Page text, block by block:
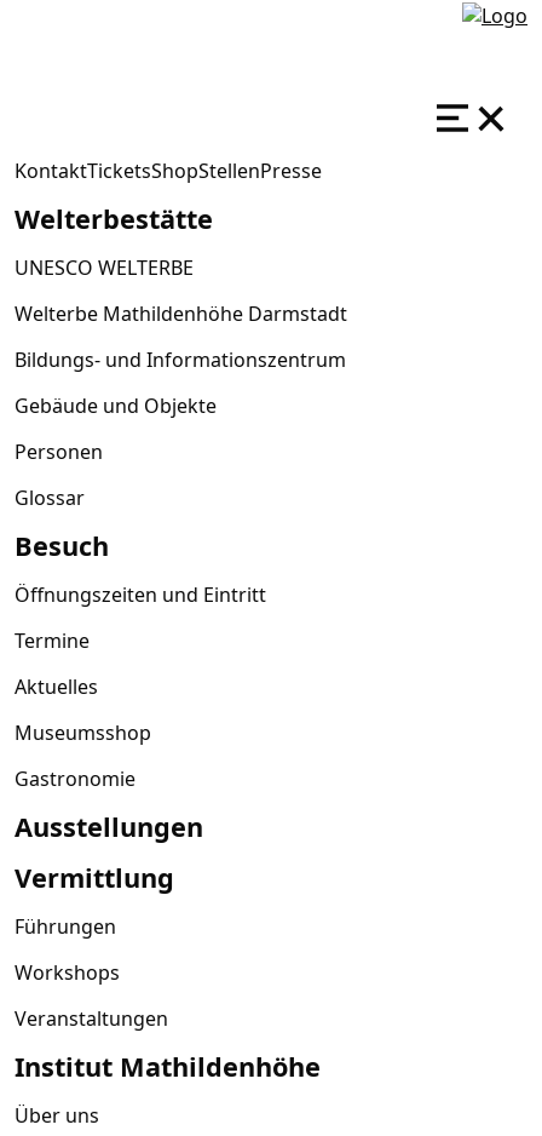
KontaktTicketsShopStellenPresse
Welterbestätte
UNESCO WELTERBE
Welterbe Mathildenhöhe Darmstadt
Bildungs- und Informationszentrum
Gebäude und Objekte
Personen
Glossar
Besuch
Öffnungszeiten und Eintritt
Termine
Aktuelles
Museumsshop
Gastronomie
Ausstellungen
Vermittlung
Führungen
Workshops
Veranstaltungen
Institut Mathildenhöhe
Über uns